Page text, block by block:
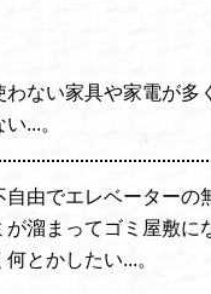
わない家具や家電が多
...。
自由でエレベーターの
が溜まってゴミ屋敷に
何とかしたい...。